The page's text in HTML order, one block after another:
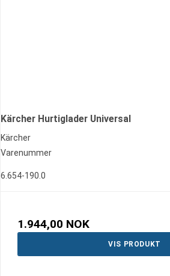
Kärcher Hurtiglader Universal
Kärcher
Varenummer
6.654-190.0
1.944,00 NOK
VIS PRODUKT